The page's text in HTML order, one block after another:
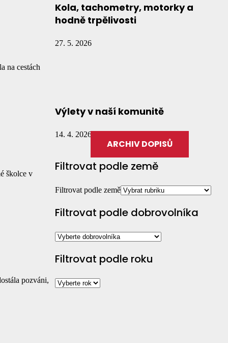
na cestách
školce v
pozváni,
Kola, tachometry, motorky a
hodně trpělivosti
27. 5. 2026
Výlety v naší komunitě
14. 4. 2026
ARCHIV DOPISŮ
Filtrovat podle země
Filtrovat podle země
Filtrovat podle dobrovolníka
Filtrovat podle roku